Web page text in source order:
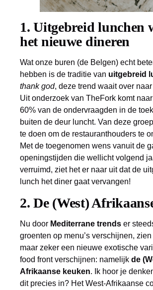
1. Uitgebreid lunchen
het nieuwe dineren
Wat onze buren (de Belgen) echt
hebben is de traditie van uitgebreid
thank god, deze trend waait over
Uit onderzoek van TheFork komt
60% van de ondervraagden in de
buiten de deur luncht. Van deze
te doen om de restauranthouders te
Met de toegenomen wens vanuit de
openingstijden die wellicht volgend
verruimd, ziet het er naar uit dat de
lunch het diner gaat vervangen!
2. De (West)
Nu door Mediterrane trends er
groenten op menu’s verschijnen,
maar zeker een nieuwe exotische
food front verschijnen: namelijk de
Afrikaanse keuken. Ik hoor je
dit precies in? Het West-Afrikaanse